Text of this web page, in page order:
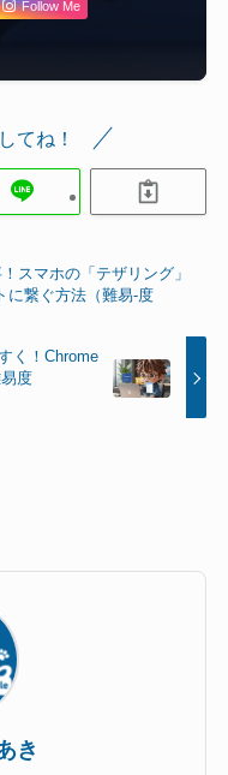
Follow Me
てね！
スマホの「テザリング」
に繋ぐ方法（難易-度
く！Chrome
度
き